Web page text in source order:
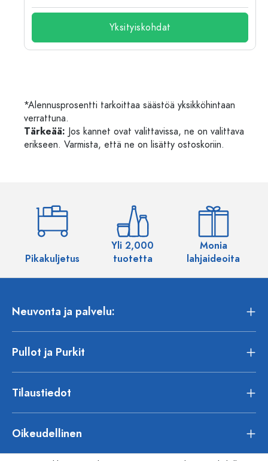
Yksityiskohdat
*Alennusprosentti tarkoittaa säästöä yksikköhintaan
verrattuna.
Tärkeää: Jos kannet ovat valittavissa, ne on valittava
erikseen. Varmista, että ne on lisätty ostoskoriin.
Pikakuljetus
Yli 2,000
tuotetta
Monia
lahjaideoita
Neuvonta ja palvelu:
Pullot ja Purkit
Tilaustiedot
Oikeudellinen